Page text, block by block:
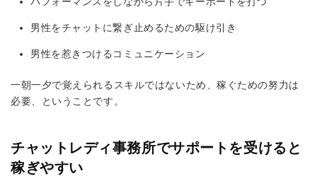
男性をチャットに繋ぎ止めるための駆け引き
男性を惹きつけるコミュニケーション
一朝一夕で覚えられるスキルではないため、稼ぐための努力は
必要、ということです。
チャットレディ事務所でサポートを受けると
稼ぎやすい